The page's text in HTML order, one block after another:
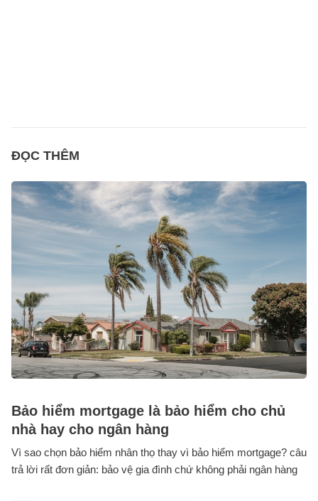
ĐỌC THÊM
Bảo hiểm mortgage là bảo hiểm cho chủ
nhà hay cho ngân hàng
Vì sao chọn bảo hiểm nhân thọ thay vì bảo hiểm mortgage? câu
trả lời rất đơn giản: bảo vệ gia đình chứ không phải ngân hàng